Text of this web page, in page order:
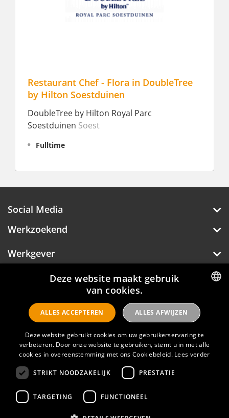
Restaurant Chef - Flora in DoubleTree
by Hilton Soestduinen
DoubleTree by Hilton Royal Parc
SoestduinenSoest
Fulltime
Social Media
Werkzoekend
Werkgever
Over Hotelprofessionals
Hotelprofessionals
FAQ
Privacyverklaring
Contact
Gebruikersvoorwaarden
DUTCH
ENGLISH
Deze website maakt gebruik
van cookies.
Deze website gebruikt cookies om uw gebruikerservaring te
verbeteren. Door onze website te gebruiken, stemt u in met alle
cookies in overeenstemming met ons Cookiebeleid. Lees verder
STRIKT NOODZAKELIJK PRESTATIE
TARGETING FUNCTIONEEL
ALLES ACCEPTEREN ALLES AFWIJZEN